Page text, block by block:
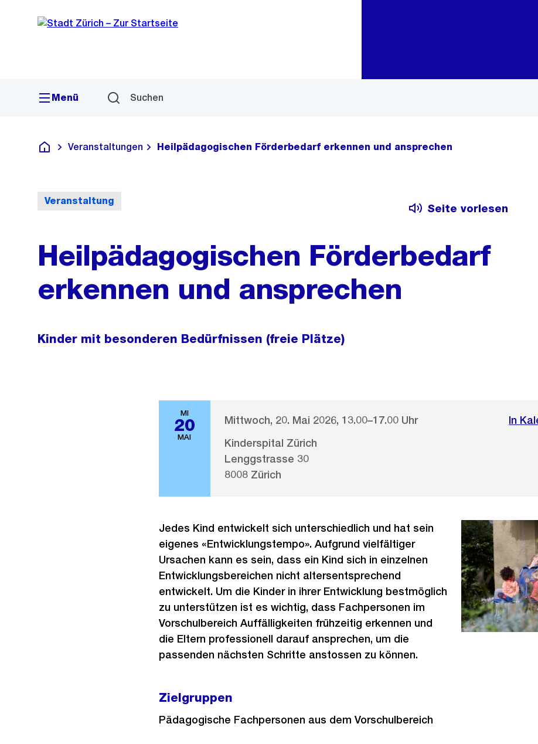
Navigation
Sprunglink
Menü Suchen
Deutsch
Veranstaltungen Heilpädagogischen Förderbedarf erkennen und ansprechen
Veranstaltung
Seite vorlesen
Heilpädagogischen Förderbedarf
erkennen und ansprechen
Kinder mit besonderen Bedürfnissen (freie Plätze)
MI
20
MAI
Mittwoch, 20. Mai 2026, 13.00–17.00 Uhr
In
Kinderspital Zürich
Lenggstrasse 30
8008 Zürich
Jedes Kind entwickelt sich unterschiedlich und hat sein
eigenes «Entwicklungstempo». Aufgrund vielfältiger
Ursachen kann es sein, dass ein Kind sich in einzelnen
Entwicklungsbereichen nicht altersentsprechend
entwickelt. Um die Kinder in ihrer Entwicklung bestmöglich
zu unterstützen ist es wichtig, dass Fachpersonen im
Vorschulbereich Auffälligkeiten frühzeitig erkennen und
die Eltern professionell darauf ansprechen, um die
passenden nächsten Schritte anstossen zu können.
Zielgruppen
Pädagogische Fachpersonen aus dem Vorschulbereich